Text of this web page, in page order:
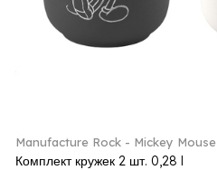
Manufacture Rock - Mickey Mouse
Комплект кружек 2 шт. 0,28 l